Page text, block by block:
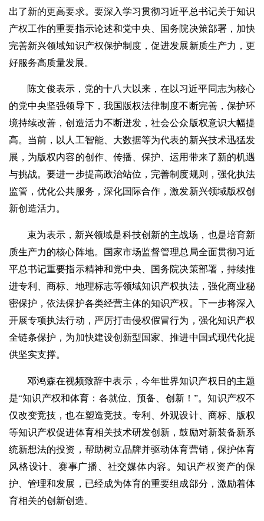
出了新的更高要求。要深入学习贯彻习近平总书记关于知识
产权工作的重要指示论述和党中央、国务院决策部署，加快
完善新兴领域知识产权保护制度，促进发展新质生产力，更
好服务高质量发展。
陈文俊表示，党的十八大以来，在以习近平同志为核心
的党中央坚强领导下，我国版权法律制度不断完善，保护环
境持续改善，创造活力不断迸发，社会公众版权意识大幅提
高。当前，以人工智能、大数据等为代表的新兴技术迅猛发
展，为版权内容的创作、传播、保护、运用带来了新的机遇
与挑战。要进一步提高政治站位，完善制度规则，强化执法
监管，优化公共服务，深化国际合作，激发新兴领域版权创
新创造活力。
束为表示，新兴领域是科技创新的主战场，也是培育新
质生产力的核心阵地。国家市场监督管理总局全面贯彻习近
平总书记重要指示精神和党中央、国务院决策部署，持续推
进专利、商标、地理标志等领域知识产权执法，强化商业秘
密保护，依法保护各类经营主体的知识产权。下一步将深入
开展专项执法行动，严厉打击侵权假冒行为，强化知识产权
全链条保护，为加快建设创新型国家、推进中国式现代化提
供坚实支撑。
邓鸿森在视频致辞中表示，今年世界知识产权日的主题
是“知识产权和体育：各就位、预备、创新！”。知识产权不
仅改变竞技，也在塑造竞技。专利、外观设计、商标、版权
等知识产权促进体育相关技术研发创新，鼓励对新装备新系
统新想法的投资，帮助树立品牌并驱动体育营销，保护体育
风格设计、赛事广播、社交媒体内容。知识产权资产的保
护、管理和发展，已经成为体育的重要组成部分，激励着体
育相关的创新创造。